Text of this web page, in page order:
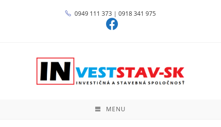
0949 111 373 | 0918 341 975
MENU